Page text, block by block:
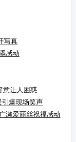
写真
感动
意让人困惑
引爆现场笑声
濑爱丽丝祝福感动